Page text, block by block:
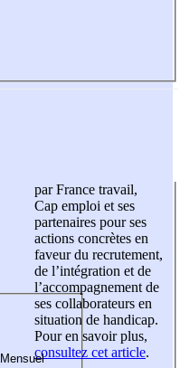
par France travail,
Cap emploi et ses
partenaires pour ses
actions concrètes en
faveur du recrutement,
de l’intégration et de
l’accompagnement de
ses collaborateurs en
situation de handicap.
Pour en savoir plus,
consultez cet article.